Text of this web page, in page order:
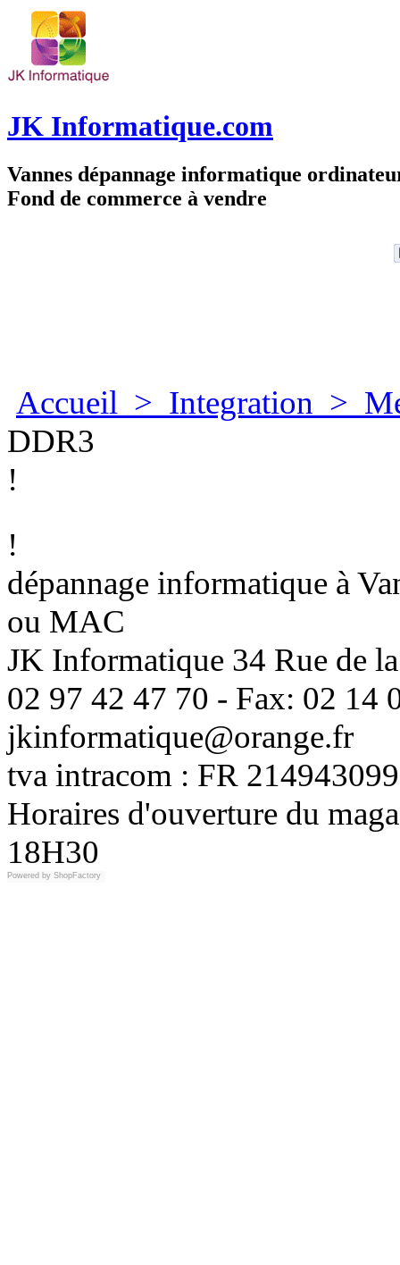
JK Informatique.com
Vannes dépannage informatique
Fond de commerce à vendre
Accueil > Integration >
DDR3
!
!
dépannage informatique à
ou MAC
JK Informatique 34 Rue de
02 97 42 47 70 - Fax: 02 14
jkinformatique@orange.fr
tva intracom : FR
Horaires d'ouverture du
18H30
Powered by ShopFactory